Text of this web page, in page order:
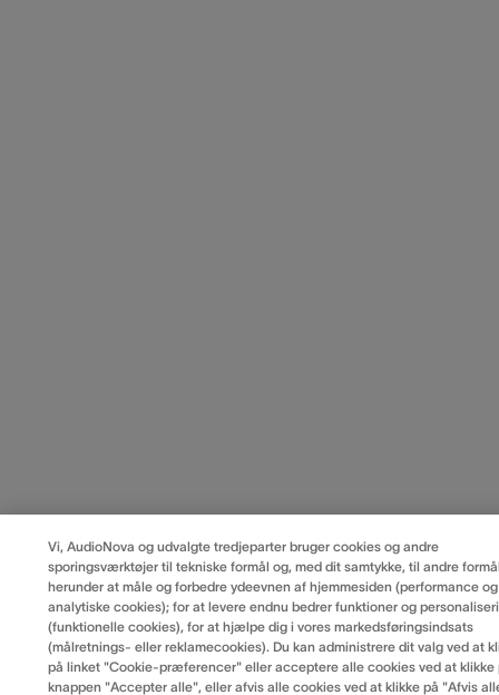
Vi, AudioNova og udvalgte tredjeparter bruger cookies og andre
sporingsværktøjer til tekniske formål og, med dit samtykke, til andre
herunder at måle og forbedre ydeevnen af hjemmesiden (performance og
analytiske cookies); for at levere endnu bedrer funktioner og
(funktionelle cookies), for at hjælpe dig i vores markedsføringsindsats
(målretnings- eller reklamecookies). Du kan administrere dit valg ved at
på linket "Cookie-præferencer" eller acceptere alle cookies ved at klikke
knappen "Accepter alle", eller afvis alle cookies ved at klikke på "Afvis